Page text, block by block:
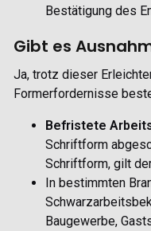
Bestätigung des
Gibt es
Ja, trotz dieser
Formerfordernisse
Befristete
Schriftform
Schriftform, gilt
In bestimmten
Baugewerbe,